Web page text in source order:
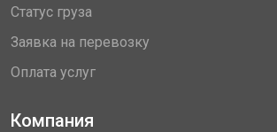
Статус груза
Заявка на перевозку
Оплата услуг
Компания